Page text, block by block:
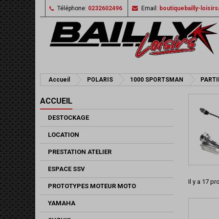
Téléphone: 0232602496 Email: boutiquebailly-
Accueil POLARIS 1000 SPORTSMAN
ACCUEIL
DESTOCKAGE
LOCATION
PRESTATION ATELIER
ESPACE SSV
PROTOTYPES MOTEUR MOTO
YAMAHA
Il y a 17